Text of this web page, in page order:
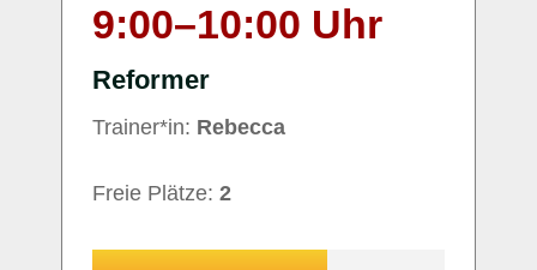
9:00–10:00 Uhr
Reformer
Trainer*in: Rebecca
Freie Plätze: 2